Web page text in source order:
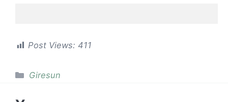
Post Views: 411
Kategoriler
Giresun